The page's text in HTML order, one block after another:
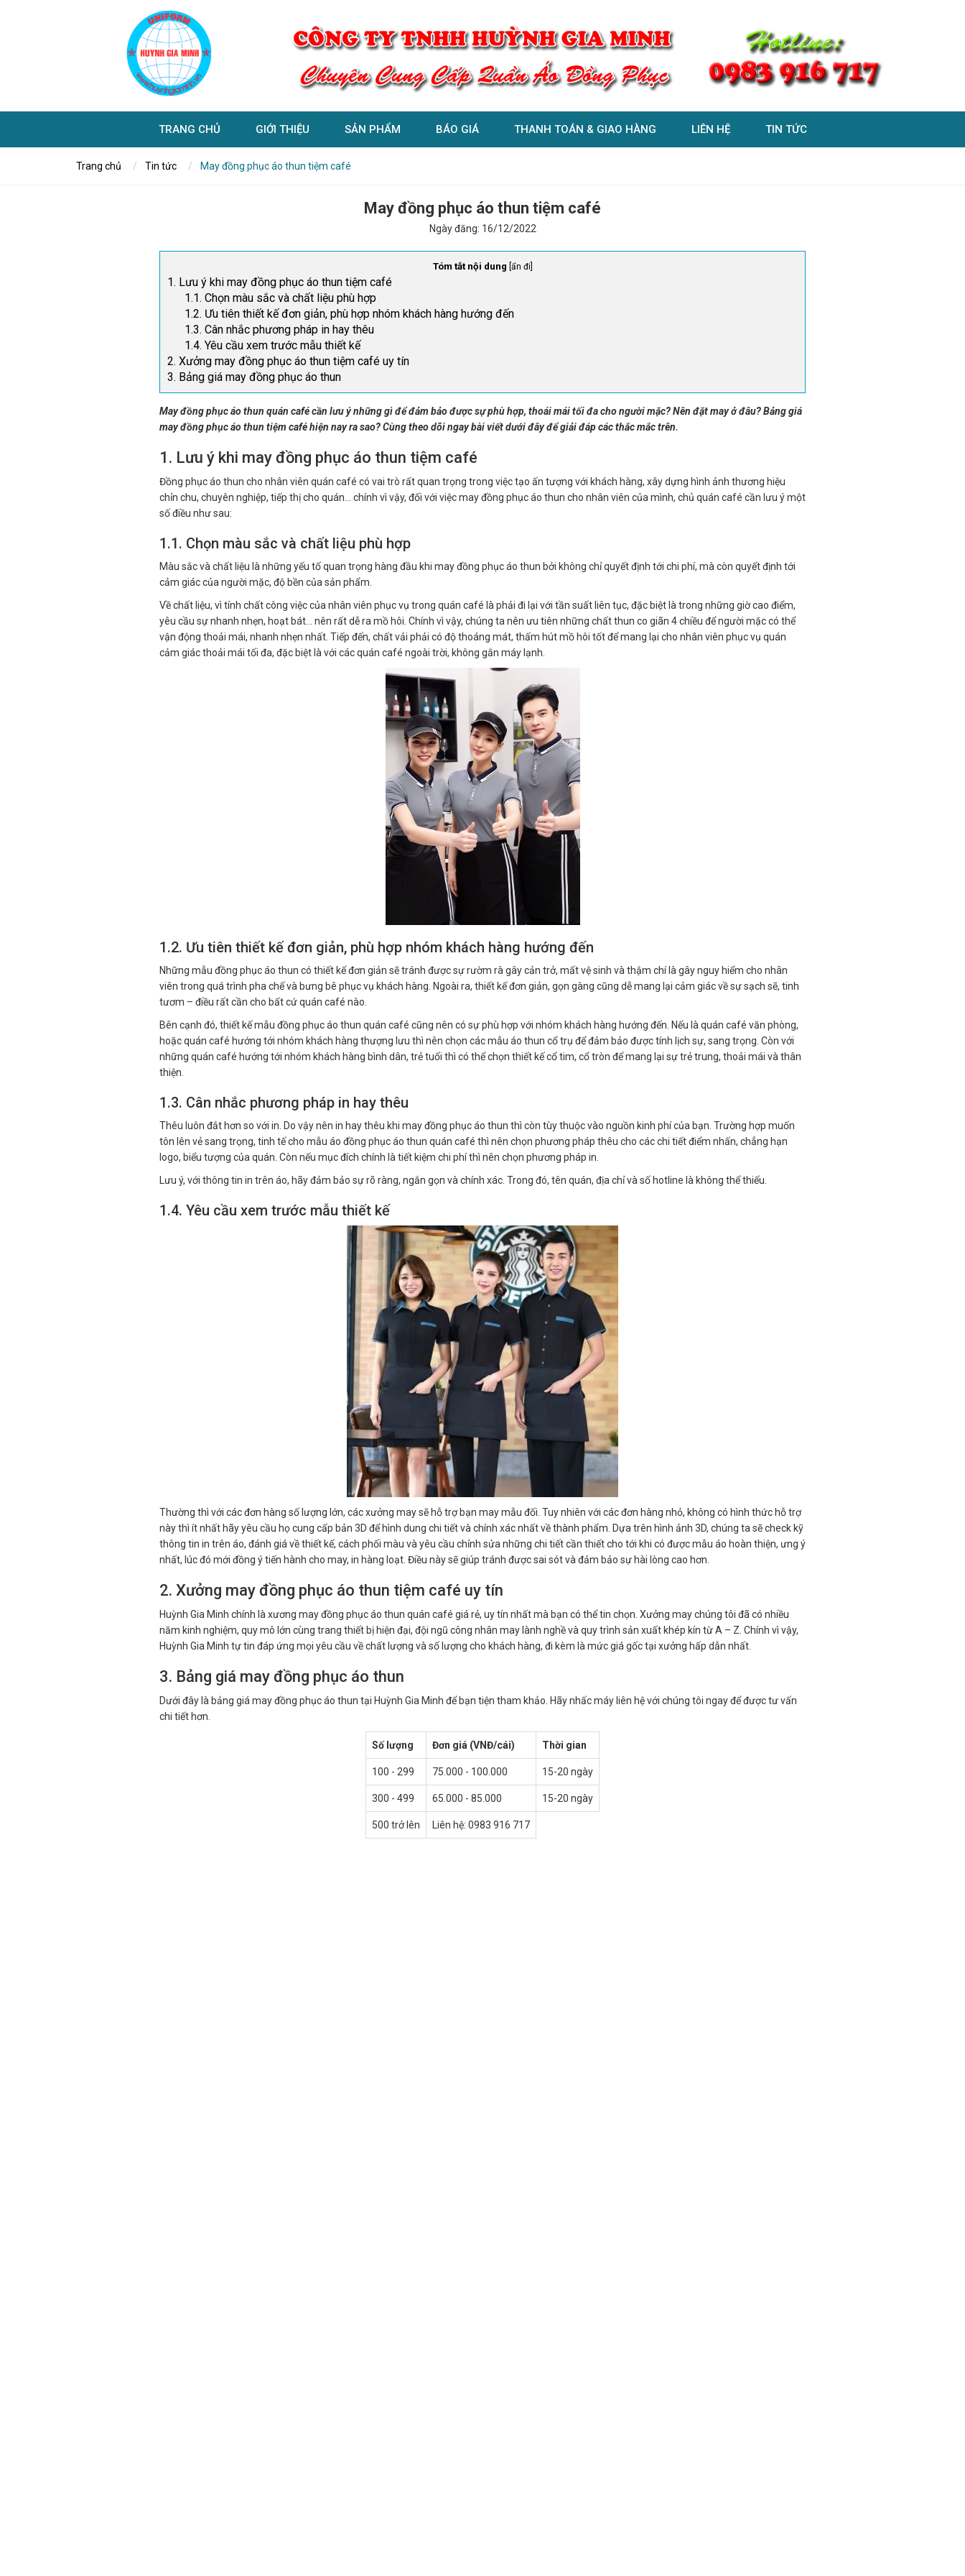
TRANG CHỦ GIỚI THIỆU SẢN PHẨM BÁO GIÁ THANH TOÁN & GIAO HÀNG LIÊN HỆ TIN TỨC
Trang chủ Tin tức May đồng phục áo thun tiệm café
May đồng phục áo thun tiệm café
Ngày đăng: 16/12/2022
Tóm tắt nội dung ẩn đi
1. Lưu ý khi may đồng phục áo thun tiệm café
1.1. Chọn màu sắc và chất liệu phù hợp
1.2. Ưu tiên thiết kế đơn giản, phù hợp nhóm khách hàng hướng đến
1.3. Cân nhắc phương pháp in hay thêu
1.4. Yêu cầu xem trước mẫu thiết kế
2. Xưởng may đồng phục áo thun tiệm café uy tín
3. Bảng giá may đồng phục áo thun
May đồng phục áo thun quán café cần lưu ý những gì để đảm bảo được sự phù hợp, thoái mái tối đa cho người mặc? Nên đặt may ở đâu? Bảng giá
may đồng phục áo thun tiệm café hiện nay ra sao? Cùng theo dõi ngay bài viết dưới đây để giải đáp các thắc mắc trên.
1. Lưu ý khi may đồng phục áo thun tiệm café
Đồng phục áo thun cho nhân viên quán café có vai trò rất quan trọng trong việc tạo ấn tượng với khách hàng, xây dựng hình ảnh thương hiệu
chỉn chu, chuyên nghiệp, tiếp thị cho quán… chính vì vậy, đối với việc may đồng phục áo thun cho nhân viên của mình, chủ quán café cần lưu ý một
số điều như sau:
1.1. Chọn màu sắc và chất liệu phù hợp
Màu sắc và chất liệu là những yếu tố quan trọng hàng đầu khi may đồng phục áo thun bởi không chỉ quyết định tới chi phí, mà còn quyết định tới
cảm giác của người mặc, độ bền của sản phẩm.
Về chất liệu, vì tính chất công việc của nhân viên phục vụ trong quán café là phải đi lại với tần suất liên tục, đặc biệt là trong những giờ cao điểm,
yêu cầu sự nhanh nhẹn, hoạt bát… nên rất dễ ra mồ hôi. Chính vì vậy, chúng ta nên ưu tiên những chất thun co giãn 4 chiều để người mặc có thể
vận động thoải mái, nhanh nhẹn nhất. Tiếp đến, chất vải phải có độ thoáng mát, thấm hút mồ hôi tốt để mang lại cho nhân viên phục vụ quán
cảm giác thoải mái tối đa, đặc biệt là với các quán café ngoài trời, không gắn máy lạnh.
1.2. Ưu tiên thiết kế đơn giản, phù hợp nhóm khách hàng hướng đến
Những mẫu đồng phục áo thun có thiết kế đơn giản sẽ tránh được sự rườm rà gây cản trở, mất vệ sinh và thậm chí là gây nguy hiểm cho nhân
viên trong quá trình pha chế và bưng bê phục vụ khách hàng. Ngoài ra, thiết kế đơn giản, gọn gàng cũng dễ mang lại cảm giác về sự sạch sẽ, tinh
tươm – điều rất cần cho bất cứ quán café nào.
Bên cạnh đó, thiết kế mẫu đồng phục áo thun quán café cũng nên có sự phù hợp với nhóm khách hàng hướng đến. Nếu là quán café văn phòng,
hoặc quán café hướng tới nhóm khách hàng thượng lưu thì nên chọn các mẫu áo thun cổ trụ để đảm bảo được tính lịch sự, sang trọng. Còn với
những quán café hướng tới nhóm khách hàng bình dân, trẻ tuổi thì có thể chọn thiết kế cổ tim, cổ tròn để mang lại sự trẻ trung, thoải mái và thân
thiện.
1.3. Cân nhắc phương pháp in hay thêu
Thêu luôn đắt hơn so với in. Do vậy nên in hay thêu khi may đồng phục áo thun thì còn tùy thuộc vào nguồn kinh phí của bạn. Trường hợp muốn
tôn lên vẻ sang trọng, tinh tế cho mẫu áo đồng phục áo thun quán café thì nên chọn phương pháp thêu cho các chi tiết điểm nhấn, chẳng hạn
logo, biểu tượng của quán. Còn nếu mục đích chính là tiết kiệm chi phí thì nên chọn phương pháp in.
Lưu ý, với thông tin in trên áo, hãy đảm bảo sự rõ ràng, ngắn gọn và chính xác. Trong đó, tên quán, địa chỉ và số hotline là không thể thiếu.
1.4. Yêu cầu xem trước mẫu thiết kế
Thường thì với các đơn hàng số lượng lớn, các xưởng may sẽ hỗ trợ bạn may mẫu đối. Tuy nhiên với các đơn hàng nhỏ, không có hình thức hỗ trợ
này thì ít nhất hãy yêu cầu họ cung cấp bản 3D để hình dung chi tiết và chính xác nhất về thành phẩm. Dựa trên hình ảnh 3D, chúng ta sẽ check kỹ
thông tin in trên áo, đánh giá về thiết kế, cách phối màu và yêu cầu chỉnh sửa những chi tiết cần thiết cho tới khi có được mẫu áo hoàn thiện, ưng ý
nhất, lúc đó mới đồng ý tiến hành cho may, in hàng loạt. Điều này sẽ giúp tránh được sai sót và đảm bảo sự hài lòng cao hơn.
2. Xưởng may đồng phục áo thun tiệm café uy tín
Huỳnh Gia Minh chính là xương may đồng phục áo thun quán café giá rẻ, uy tín nhất mà bạn có thể tin chọn. Xưởng may chúng tôi đã có nhiều
năm kinh nghiệm, quy mô lớn cùng trang thiết bị hiện đại, đội ngũ công nhân may lành nghề và quy trình sản xuất khép kín từ A – Z. Chính vì vậy,
Huỳnh Gia Minh tự tin đáp ứng mọi yêu cầu về chất lượng và số lượng cho khách hàng, đi kèm là mức giá gốc tại xưởng hấp dẫn nhất.
3. Bảng giá may đồng phục áo thun
Dưới đây là bảng giá may đồng phục áo thun tại Huỳnh Gia Minh để bạn tiện tham khảo. Hãy nhấc máy liên hệ với chúng tôi ngay để được tư vấn
chi tiết hơn.
Số lượng Đơn giá (VNĐ/cái) Thời gian
100 - 299 75.000 - 100.000 15-20 ngày
300 - 499 65.000 - 85.000 15-20 ngày
500 trở lên Liên hệ: 0983 916 717